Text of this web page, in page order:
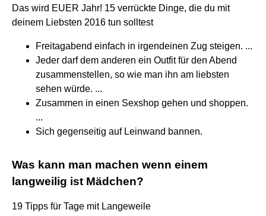
Das wird EUER Jahr! 15 verrückte Dinge, die du mit
deinem Liebsten 2016 tun solltest
Freitagabend einfach in irgendeinen Zug steigen. ...
Jeder darf dem anderen ein Outfit für den Abend
zusammenstellen, so wie man ihn am liebsten
sehen würde. ...
Zusammen in einen Sexshop gehen und shoppen.
...
Sich gegenseitig auf Leinwand bannen.
Was kann man machen wenn einem
langweilig ist Mädchen?
19 Tipps für Tage mit Langeweile